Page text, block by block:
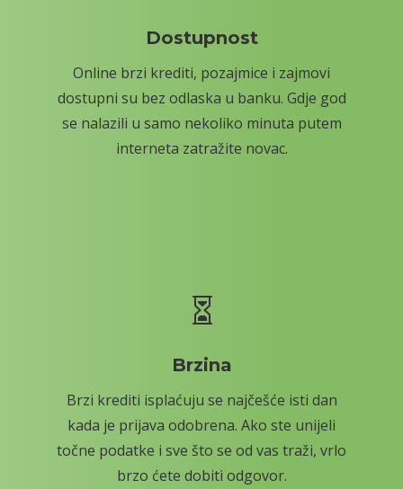
Dostupnost
Online brzi krediti, pozajmice i zajmovi
dostupni su bez odlaska u banku. Gdje god
se nalazili u samo nekoliko minuta putem
interneta zatražite novac.

Brzina
Brzi krediti isplaćuju se najčešće isti dan
kada je prijava odobrena. Ako ste unijeli
točne podatke i sve što se od vas traži, vrlo
brzo ćete dobiti odgovor.